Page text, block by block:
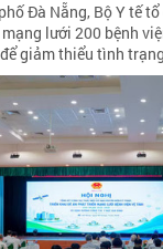
Đà Nẵng, Bộ Y tế
lưới 200 bệnh
giảm thiểu tình